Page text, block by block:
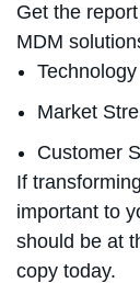
Get the
MDM
Technology
Market
Customer
If
important to
should be at
copy today.